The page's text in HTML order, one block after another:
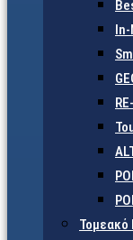
In-
Τομεακό